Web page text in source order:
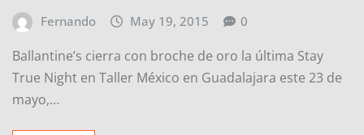
Fernando May 19, 2015 0
Ballantine’s cierra con broche de oro la última Stay
True Night en Taller México en Guadalajara este 23 de
mayo,…